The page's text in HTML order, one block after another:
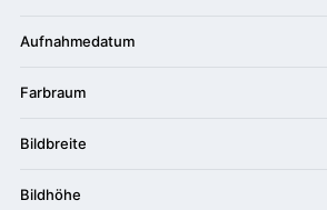
Aufnahmedatum
Farbraum
Bildbreite
Bildhöhe